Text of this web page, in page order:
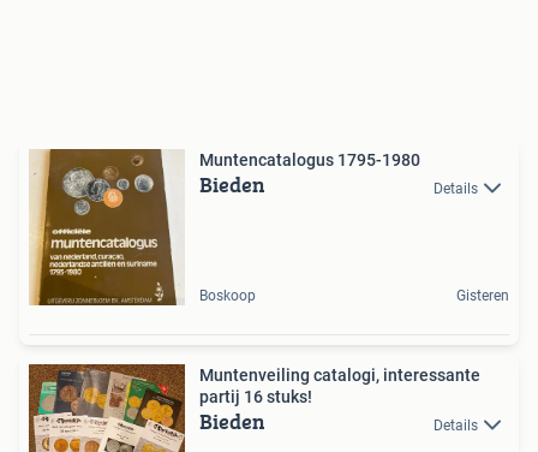
Muntencatalogus 1795-1980
Bieden Details
Boskoop Gisteren
Muntenveiling catalogi, interessante
partij 16 stuks!
Bieden Details